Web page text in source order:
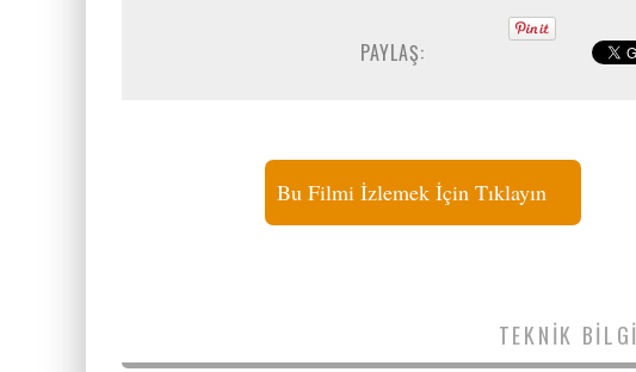
PAYLAŞ:
Bu Filmi İzlemek İçin Tıklayın
TEKNIK BILGI